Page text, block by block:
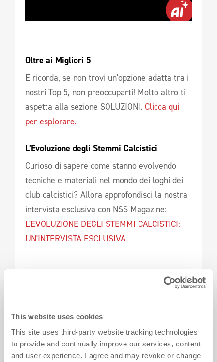
This website uses cookies
This site uses third-party website tracking technologies
to provide and continually improve our services, content
and user experience. I agree and may revoke or change
Oltre ai Migliori 5
E ricorda, se non trovi un'opzione adatta tra i
nostri Top 5, non preoccuparti! Molto altro ti
aspetta alla sezione SOLUZIONI. Clicca qui
per esplorare.
L’Evoluzione degli Stemmi Calcistici
Curioso di sapere come stanno evolvendo
tecniche e materiali nel mondo dei loghi dei
club calcistici? Allora approfondisci la nostra
intervista esclusiva con NSS Magazine:
L'EVOLUZIONE DEGLI STEMMI CALCISTICI:
UN'INTERVISTA ESCLUSIVA.